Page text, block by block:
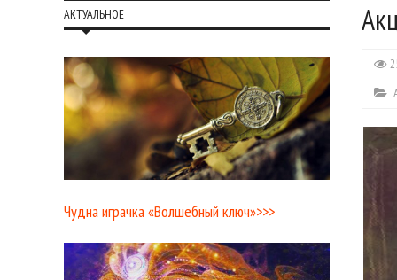
АКТУАЛЬНОЕ
Чудна играчка «Волшебный ключ»>>>